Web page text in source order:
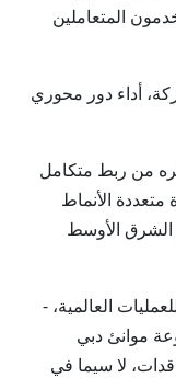
المتعاملين
التي تحتضن 12,000 شركة، أداء دور محوري
من ربط متكامل
متعددة الأنماط
الشرق الأوسط
العالمية، -
موانئ دبي
لا سيما في